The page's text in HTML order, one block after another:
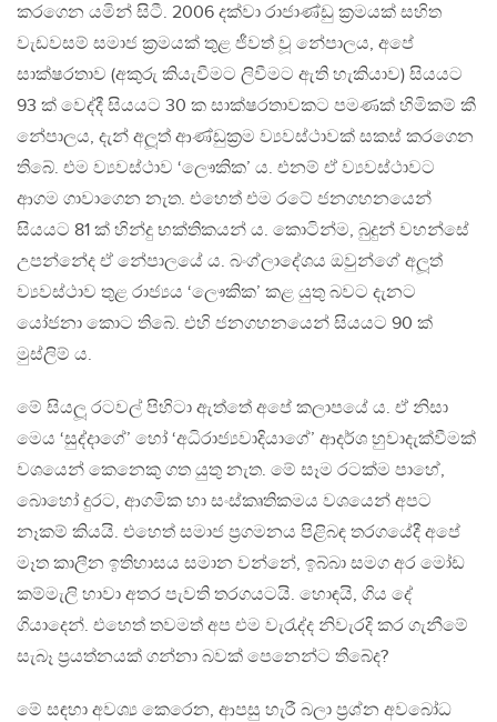
කරගෙන යමින් සිටී. 2006 දක්වා රාජාණ්ඩු ක‍්‍රමයක් සහිත
වැඩවසම් සමාජ ක‍්‍රමයක් තුළ ජීවත් වූ නේපාලය, අපේ
සාක්ෂරතාව (අකුරු කියැවීමට ලිවීමට ඇති හැකියාව) සියයට
93 ක් වෙද්දී සියයට 30 ක සාක්ෂරතාවකට පමණක් හිමිකම් කී
නේපාලය, දැන් අලූත් ආණ්ඩුක‍්‍රම ව්‍යවස්ථාවක් සකස් කරගෙන
තිබේ. එම ව්‍යවස්ථාව ‘ලෞකික’ ය. එනම් ඒ ව්‍යවස්ථාවට
ආගම ගාවාගෙන නැත. එහෙත් එම රටේ ජනගහනයෙන්
සියයට 81 ක් හින්දු භක්තිකයන් ය. කොටින්ම, බුදුන් වහන්සේ
උපන්නේද ඒ නේපාලයේ ය. බංග්ලාදේශය ඔවුන්ගේ අලූත්
ව්‍යවස්ථාව තුළ රාජ්‍යය ‘ලෞකික’ කළ යුතු බවට දැනට
යෝජනා කොට තිබේ. එහි ජනගහනයෙන් සියයට 90 ක්
මුස්ලිම් ය.
මේ සියලූ රටවල් පිහිටා ඇත්තේ අපේ කලාපයේ ය. ඒ නිසා
මෙය ‘සුද්දාගේ’ හෝ ‘අධිරාජ්‍යවාදියාගේ’ ආදර්ශ හුවාදැක්වීමක්
වශයෙන් කෙනෙකු ගත යුතු නැත. මේ සෑම රටක්ම පාහේ,
බොහෝ දුරට, ආගමික හා සංස්කෘතිකමය වශයෙන් අපට
නෑකම් කියයි. එහෙත් සමාජ ප‍්‍රගමනය පිළිබඳ තරගයේදී අපේ
මෑත කාලීන ඉතිහාසය සමාන වන්නේ, ඉබ්බා සමග අර මෝඩ
කම්මැලි හාවා අතර පැවති තරගයටයි. හොඳයි, ගිය දේ
ගියාදෙන්. එහෙත් තවමත් අප එම වැරැද්ද නිවැරදි කර ගැනීමේ
සැබෑ ප‍්‍රයත්නයක් ගන්නා බවක් පෙනෙන්ට තිබේද?
මේ සඳහා අවශ්‍ය කෙරෙන, ආපසු හැරී බලා ප‍්‍රශ්න අවබෝධ